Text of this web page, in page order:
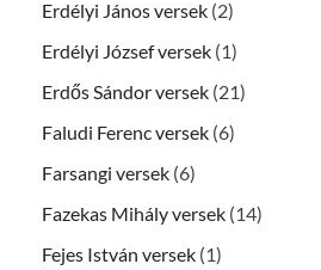
Erdélyi János versek (2)
Erdélyi József versek (1)
Erdős Sándor versek (21)
Faludi Ferenc versek (6)
Farsangi versek (6)
Fazekas Mihály versek (14)
Fejes István versek (1)